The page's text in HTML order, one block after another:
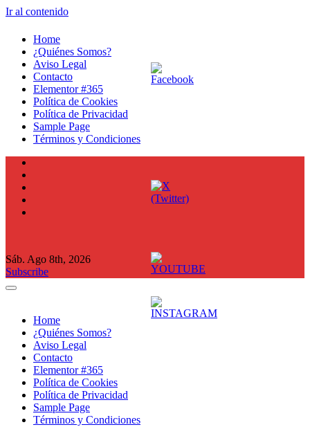
Ir al contenido
Home
¿Quiénes Somos?
Aviso Legal
Contacto
Elementor #365
Política de Cookies
Política de Privacidad
Sample Page
Términos y Condiciones
Sáb. Ago 8th, 2026
Subscribe
Home
¿Quiénes Somos?
Aviso Legal
Contacto
Elementor #365
Política de Cookies
Política de Privacidad
Sample Page
Términos y Condiciones